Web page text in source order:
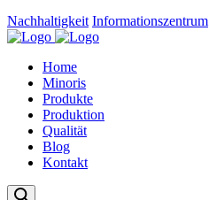
Nachhaltigkeit Informationszentrum
Home
Minoris
Produkte
Produktion
Qualität
Blog
Kontakt